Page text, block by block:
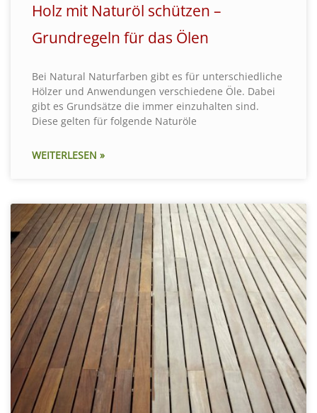
Holz mit Naturöl schützen –
Grundregeln für das Ölen
Bei Natural Naturfarben gibt es für unterschiedliche
Hölzer und Anwendungen verschiedene Öle. Dabei
gibt es Grundsätze die immer einzuhalten sind.
Diese gelten für folgende Naturöle
WEITERLESEN »